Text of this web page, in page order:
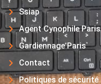
Ssiap
Agent Cynophile Paris
Gardiennage Paris
Contact
Politiques de sécurité